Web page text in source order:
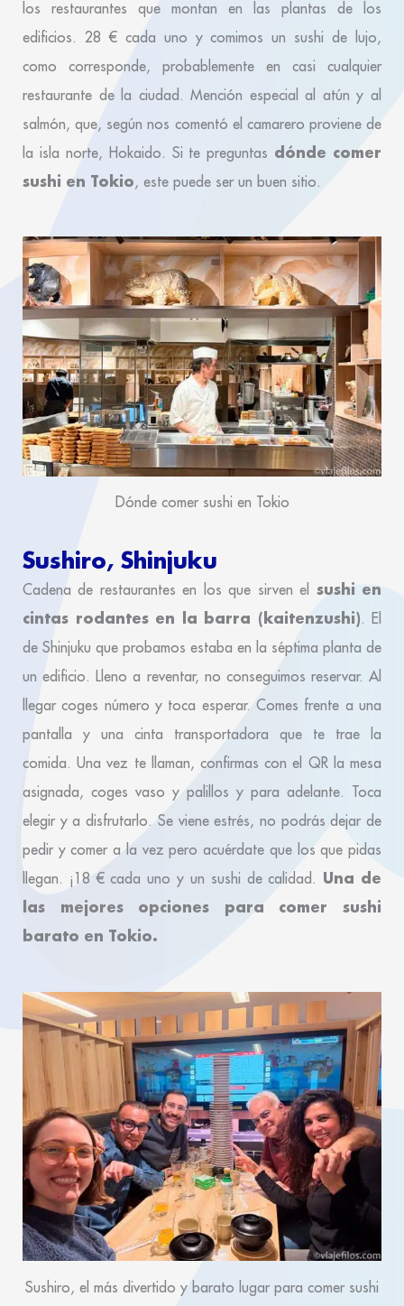
los restaurantes que montan en las plantas de los
edificios. 28 € cada uno y comimos un sushi de lujo,
como corresponde, probablemente en casi cualquier
restaurante de la ciudad. Mención especial al atún y al
salmón, que, según nos comentó el camarero proviene de
la isla norte, Hokaido. Si te preguntas dónde comer
sushi en Tokio, este puede ser un buen sitio.
Dónde comer sushi en Tokio
Sushiro, Shinjuku
Cadena de restaurantes en los que sirven el sushi en
cintas rodantes en la barra (kaitenzushi). El
de Shinjuku que probamos estaba en la séptima planta de
un edificio. Lleno a reventar, no conseguimos reservar. Al
llegar coges número y toca esperar. Comes frente a una
pantalla y una cinta transportadora que te trae la
comida. Una vez te llaman, confirmas con el QR la mesa
asignada, coges vaso y palillos y para adelante. Toca
elegir y a disfrutarlo. Se viene estrés, no podrás dejar de
pedir y comer a la vez pero acuérdate que los que pidas
llegan. ¡18 € cada uno y un sushi de calidad. Una de
las mejores opciones para comer sushi
barato en Tokio.
Sushiro, el más divertido y barato lugar para comer sushi